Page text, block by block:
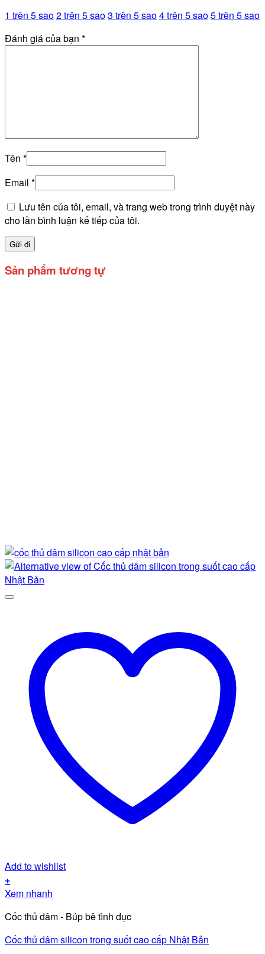
1 trên 5 sao2 trên 5 sao3 trên 5 sao4 trên 5 sao5 trên 5 sao
Đánh giá của bạn *
Tên *
Email *
Lưu tên của tôi, email, và trang web trong trình duyệt này
cho lần bình luận kế tiếp của tôi.
Sản phẩm tương tự
Add to wishlist
+
Xem nhanh
Cốc thủ dâm - Búp bê tình dục
Cốc thủ dâm silicon trong suốt cao cấp Nhật Bản